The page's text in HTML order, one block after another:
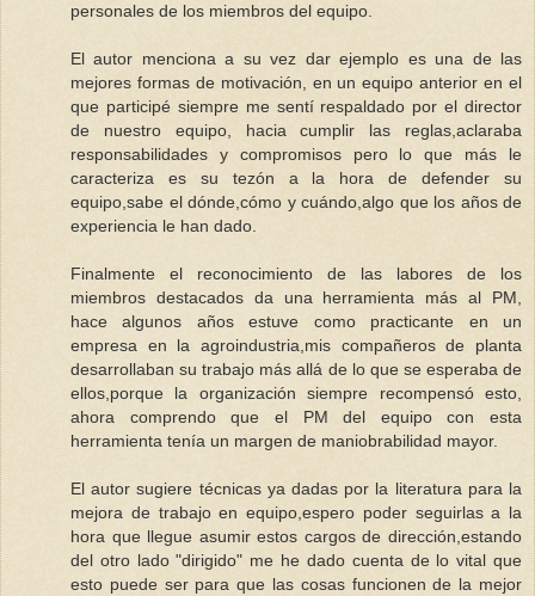
personales de los miembros del equipo.
El autor menciona a su vez dar ejemplo es una de las
mejores formas de motivación, en un equipo anterior en el
que participé siempre me sentí respaldado por el director
de nuestro equipo, hacia cumplir las reglas,aclaraba
responsabilidades y compromisos pero lo que más le
caracteriza es su tezón a la hora de defender su
equipo,sabe el dónde,cómo y cuándo,algo que los años de
experiencia le han dado.
Finalmente el reconocimiento de las labores de los
miembros destacados da una herramienta más al PM,
hace algunos años estuve como practicante en un
empresa en la agroindustria,mis compañeros de planta
desarrollaban su trabajo más allá de lo que se esperaba de
ellos,porque la organización siempre recompensó esto,
ahora comprendo que el PM del equipo con esta
herramienta tenía un margen de maniobrabilidad mayor.
El autor sugiere técnicas ya dadas por la literatura para la
mejora de trabajo en equipo,espero poder seguirlas a la
hora que llegue asumir estos cargos de dirección,estando
del otro lado "dirigido" me he dado cuenta de lo vital que
esto puede ser para que las cosas funcionen de la mejor